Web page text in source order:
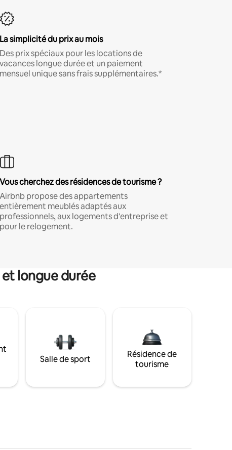
La simplicité du prix au mois
Des prix spéciaux pour les locations de
vacances longue durée et un paiement
mensuel unique sans frais supplémentaires.*
Vous cherchez des résidences de tourisme ?
Airbnb propose des appartements
entièrement meublés adaptés aux
professionnels, aux logements d'entreprise et
pour le relogement.
longue durée
Salle de sport
Résidence de
tourisme